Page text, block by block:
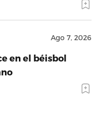
Ago 7, 2026
en el béisbol